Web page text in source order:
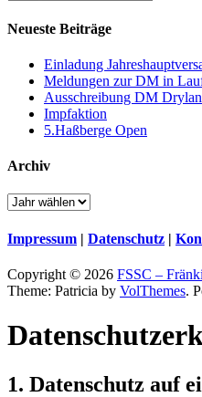
Neueste Beiträge
Einladung
Meldungen zur DM in
Ausschreibung DM
Impfaktion
5.Haßberge Open
Archiv
Impressum | Datenschutz |
Copyright © 2026 FSSC –
Theme: Patricia by VolThemes.
1. Datenschutz auf